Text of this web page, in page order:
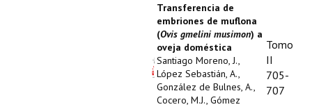
Transferencia de
embriones de muflona
(Ovis gmelini musimon) a
oveja doméstica
Santiago Moreno, J.,
López Sebastián, A.,
González de Bulnes, A.,
Cocero, M.J., Gómez
Tomo
II
705-
707